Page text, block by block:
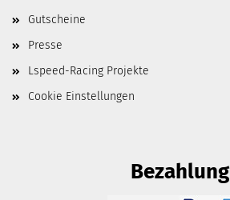
Gutscheine
Presse
Lspeed-Racing Projekte
Cookie Einstellungen
Bezahlung